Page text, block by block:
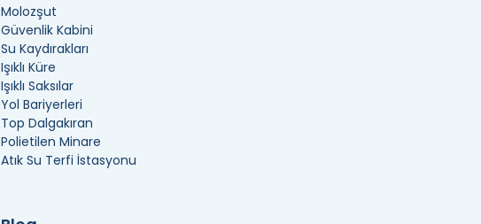
Molozşut
Güvenlik Kabini
Su Kaydırakları
Işıklı Küre
Işıklı Saksılar
Yol Bariyerleri
Top Dalgakıran
Polietilen Minare
Atık Su Terfi İstasyonu